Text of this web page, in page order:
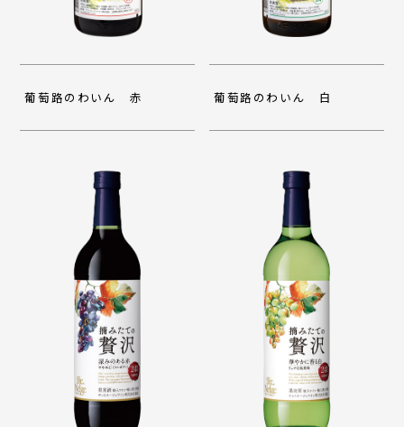
葡萄路のわいん 赤 葡萄路のわいん 白